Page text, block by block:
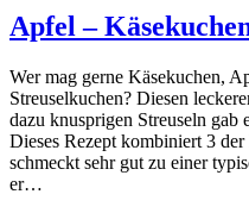
Apfel –
Wer mag gerne Käsekuchen,
Streuselkuchen? Diesen
dazu knusprigen Streuseln gab
Dieses Rezept kombiniert 3
schmeckt sehr gut zu einer
er…